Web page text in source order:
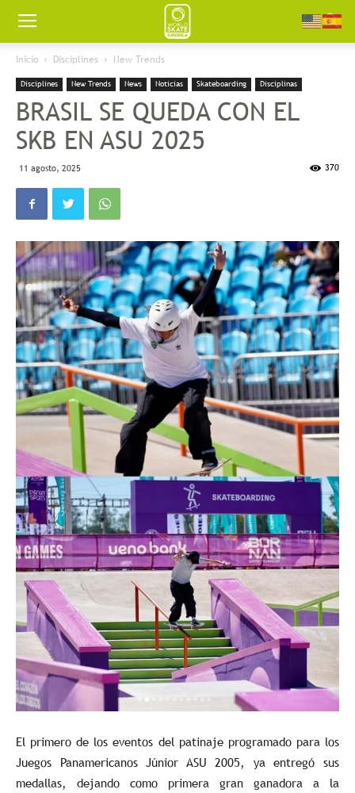
Worldskate
America
Inicio Disciplines New Trends
Disciplines New Trends News Noticias Skateboarding Disciplinas
BRASIL SE QUEDA CON EL
SKB EN ASU 2025
11 agosto, 2025 370
El primero de los eventos del patinaje programado para los
Juegos Panamericanos Júnior ASU 2005, ya entregó sus
medallas, dejando como primera gran ganadora a la